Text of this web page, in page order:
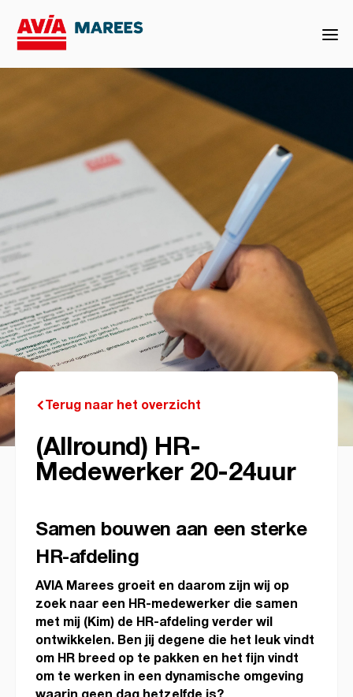
Terug naar het overzicht
(Allround) HR-
Medewerker 20-24uur
Samen bouwen aan een sterke
HR-afdeling
AVIA Marees groeit en daarom zijn wij op
zoek naar een HR-medewerker die samen
met mij (Kim) de HR-afdeling verder wil
ontwikkelen. Ben jij degene die het leuk vindt
om HR breed op te pakken en het fijn vindt
om te werken in een dynamische omgeving